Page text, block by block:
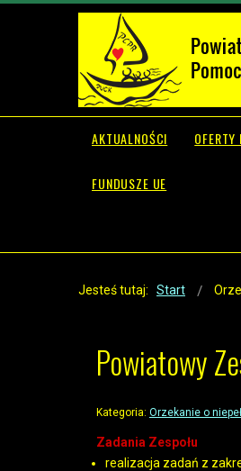
AKTUALNOŚCI OFERTY
FUNDUSZE UE
Jesteś tutaj: Start
Powiatowy
Kategoria: Orzekanie o
Zadania Zespołu
realizacja zadań z